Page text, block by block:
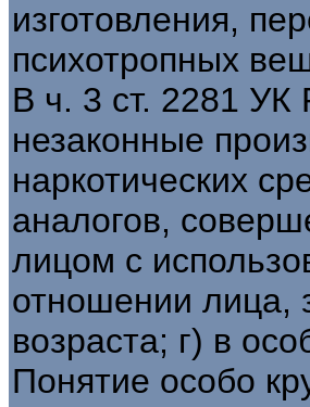
изготовления,
психотропных
В ч. 3 ст. 2281 УК
незаконные
наркотических
аналогов,
лицом с
отношении лица,
возраста; г) в
Понятие особо